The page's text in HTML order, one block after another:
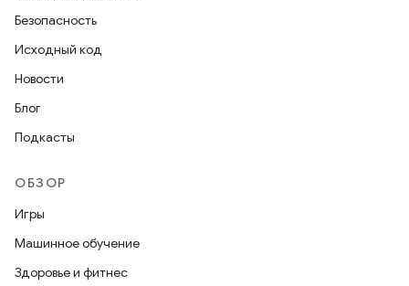
Безопасность
Исходный код
Новости
Блог
Подкасты
ОБЗОР
Игры
Машинное обучение
Здоровье и фитнес